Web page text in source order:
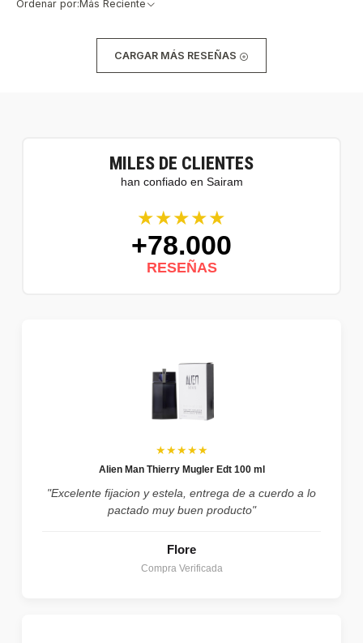
Ordenar por:Más Reciente
CARGAR MÁS RESEÑAS
MILES DE CLIENTES
han confiado en Sairam
★★★★★
+78.000
RESEÑAS
★★★★★
Alien Man Thierry Mugler Edt 100 ml
"Excelente fijacion y estela, entrega de a cuerdo a lo
pactado muy buen producto"
Flore
Compra Verificada